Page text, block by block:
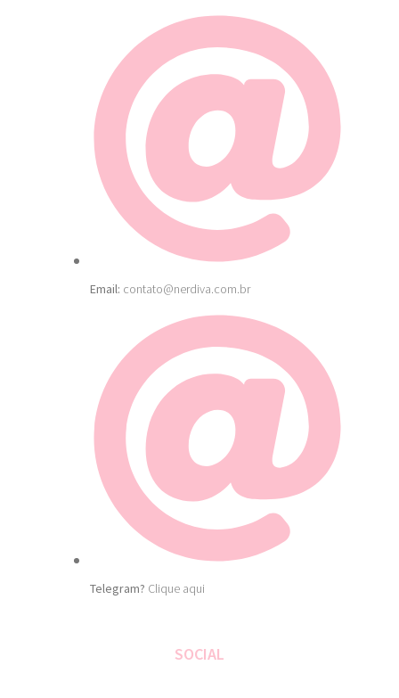
Email: contato@nerdiva.com.br
Telegram? Clique aqui
SOCIAL